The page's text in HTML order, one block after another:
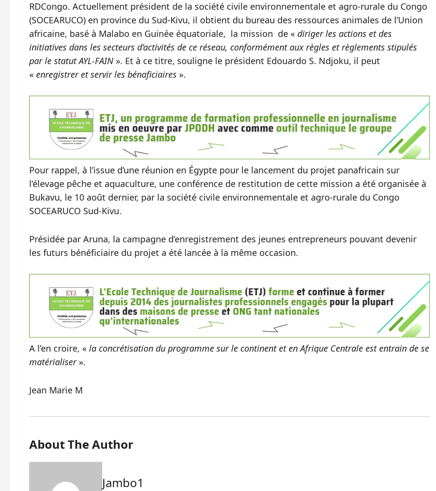
RDCongo. Actuellement président de la société civile environnementale et agro-rurale du Congo
(SOCEARUCO) en province du Sud-Kivu, il obtient du bureau des ressources animales de l’Union
africaine, basé à Malabo en Guinée équatoriale, la mission de « diriger les actions et des
initiatives dans les secteurs d’activités de ce réseau, conformément aux règles et règlements stipulés
par le statut AYL-FAIN ». Et à ce titre, souligne le président Edouardo S. Ndjoku, il peut
« enregistrer et servir les bénaficiaires ».
Pour rappel, à l’issue d’une réunion en Égypte pour le lancement du projet panafricain sur
l’élevage pêche et aquaculture, une conférence de restitution de cette mission a été organisée à
Bukavu, le 10 août dernier, par la société civile environnementale et agro-rurale du Congo
SOCEARUCO Sud-Kivu.
Présidée par Aruna, la campagne d’enregistrement des jeunes entrepreneurs pouvant devenir
les futurs bénéficiaire du projet a été lancée à la même occasion.
A l’en croire, « la concrétisation du programme sur le continent et en Afrique Centrale est entrain de se
matérialiser».
Jean Marie M
About The Author
Jambo1